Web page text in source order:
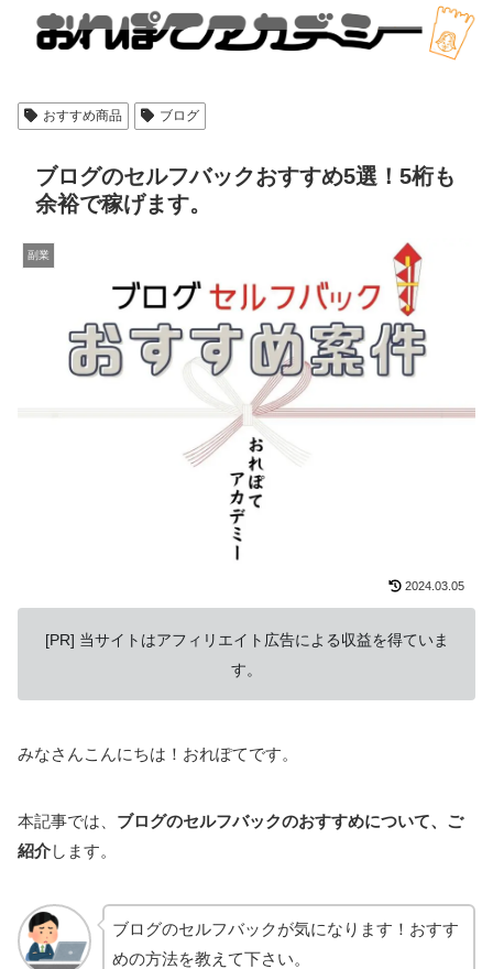
おすすめ商品 ブログ
ブログのセルフバックおすすめ5選！5桁も
余裕で稼げます。
副業
2024.03.05
[PR] 当サイトはアフィリエイト広告による収益を得ていま
す。
みなさんこんにちは！おれぽてです。
本記事では、 ブログのセルフバックのおすすめについて、ご
紹介します。
ブログのセルフバックが気になります！おすす
めの方法を教えて下さい。